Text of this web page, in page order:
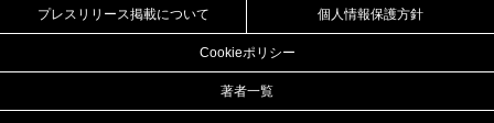
プレスリリース掲載について 個人情報保護方針
Cookieポリシー
著者一覧